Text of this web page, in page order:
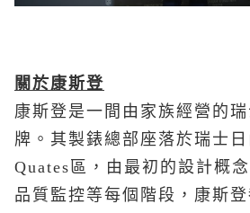
關於康斯登
康斯登是一間由家族經營的
牌。其製錶總部座落於瑞士
Quates區，由最初的設計概
品質監控等每個階段，康斯